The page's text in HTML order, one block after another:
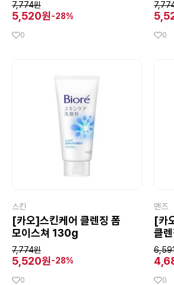
7,774원
5,520원-28%
0 0
스킨
[카오]스킨케어 클렌징 폼
모이스쳐 130g
7,774원
5,520원-28%
0
맨즈
[카
클
0